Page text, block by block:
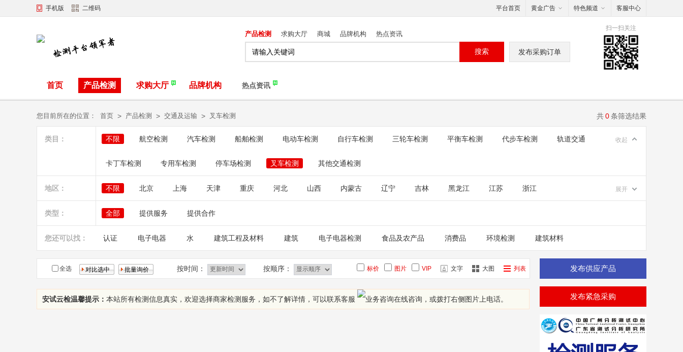
手机版 二维码 平台首页 黄金广告 特色频道 客服中心
产品检测 求购大厅 商城 品牌机构 热点资讯
搜索 发布采购订单
扫一扫关注
首页 产品检测 求购大厅 品牌机构 热点资讯
您目前所在的位置： 首页 > 产品检测 > 交通及运输 > 叉车检测 共0条筛选结果
类目： 不限 航空检测 汽车检测 船舶检测 电动车检测 自行车检测 三轮车检测 平衡车检测 代步车检测 轨道交通
卡丁车检测 专用车检测 停车场检测 叉车检测 其他交通检测
收起
地区： 不限 北京 上海 天津 重庆 河北 山西 内蒙古 辽宁 吉林 黑龙江 江苏 浙江 展开
类型： 全部 提供服务 提供合作
您还可以找： 认证 电子电器 水 建筑工程及材料 建筑 电子电器检测 食品及农产品 消费品 环境检测 建筑材料
农药残留 玩具检测 纺织面料检测 木材及木制品 消费品检测
全选 按时间： 按顺序： 标价 图片 VIP 文字 大图 列表
安试云检温馨提示： 本站所有检测信息真实，欢迎选择商家检测服务，如不了解详情，可以联系客服 在线咨询 ，或拨打右侧图片上电话。
发布供应产品
发布紧急采购